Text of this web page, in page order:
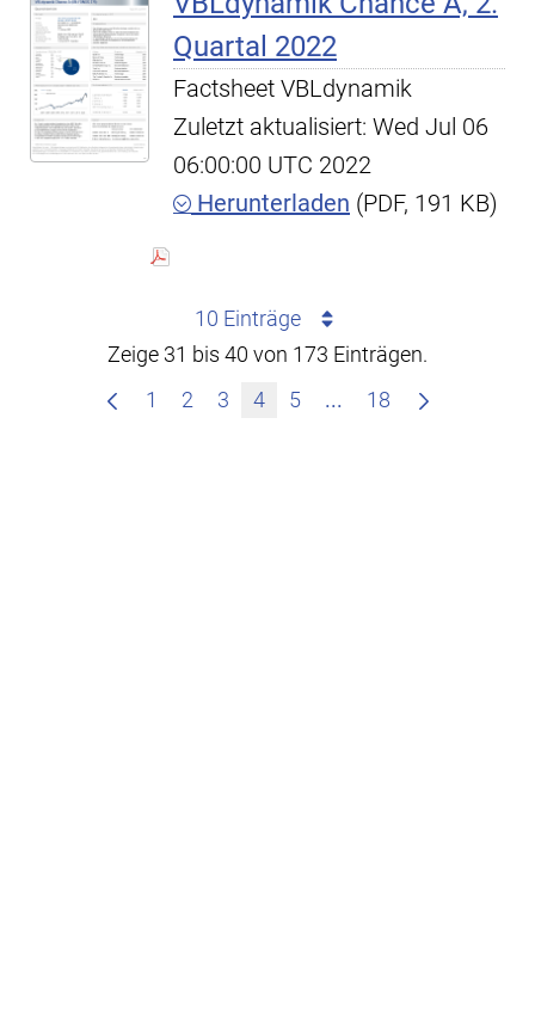
Quartal 2022
Factsheet VBLdynamik
Zuletzt aktualisiert: Wed Jul 06
06:00:00 UTC 2022
Herunterladen (PDF, 191 KB)
10 Einträge
Zeige 31 bis 40 von 173 Einträgen.
1
2 3 4 5 ... Zwischenseiten
18